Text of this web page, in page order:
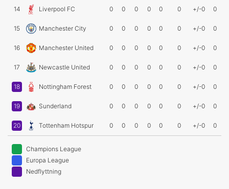
14 Liverpool FC 0 0 0 0 0 0 +/-0 0
15 Manchester City 0 0 0 0 0 0 +/-0 0
16 Manchester United 0 0 0 0 0 0 +/-0 0
17 Newcastle United 0 0 0 0 0 0 +/-0 0
18 Nottingham Forest 0 0 0 0 0 0 +/-0 0
19 Sunderland 0 0 0 0 0 0 +/-0 0
20 Tottenham Hotspur 0 0 0 0 0 0 +/-0 0
Champions League
Europa League
Nedflyttning